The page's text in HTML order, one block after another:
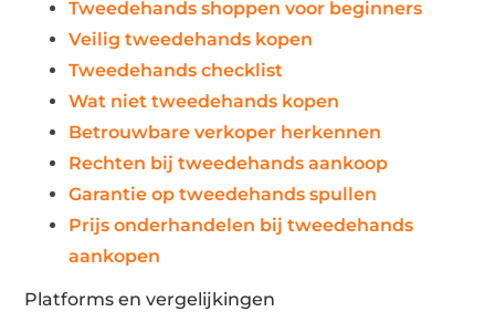
Tweedehands shoppen voor beginners
Veilig tweedehands kopen
Tweedehands checklist
Wat niet tweedehands kopen
Betrouwbare verkoper herkennen
Rechten bij tweedehands aankoop
Garantie op tweedehands spullen
Prijs onderhandelen bij tweedehands
aankopen
Platforms en vergelijkingen